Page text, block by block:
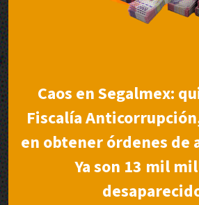
Caos en Segalmex:
Fiscalía
en obtener órdenes de
Ya son 13 mil